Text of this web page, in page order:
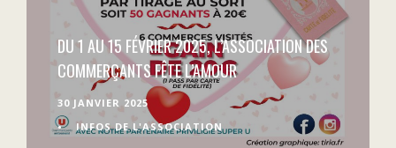
DU 1 AU 15 FÉVRIER 2025, L’ASSOCIATION DES
COMMERÇANTS FÊTE L’AMOUR
30 JANVIER 2025
•
INFOS DE L'ASSOCIATION